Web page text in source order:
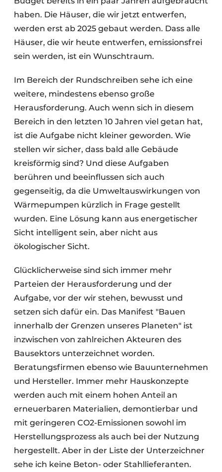
haben. Die Häuser, die wir jetzt entwerfen,
werden erst ab 2025 gebaut werden. Dass alle
Häuser, die wir heute entwerfen, emissionsfrei
sein werden, ist ein Wunschtraum.
Im Bereich der Rundschreiben sehe ich eine
weitere, mindestens ebenso große
Herausforderung. Auch wenn sich in diesem
Bereich in den letzten 10 Jahren viel getan hat,
ist die Aufgabe nicht kleiner geworden. Wie
stellen wir sicher, dass bald alle Gebäude
kreisförmig sind? Und diese Aufgaben
berühren und beeinflussen sich auch
gegenseitig, da die Umweltauswirkungen von
Wärmepumpen kürzlich in Frage gestellt
wurden. Eine Lösung kann aus energetischer
Sicht intelligent sein, aber nicht aus
ökologischer Sicht.
Glücklicherweise sind sich immer mehr
Parteien der Herausforderung und der
Aufgabe, vor der wir stehen, bewusst und
setzen sich dafür ein. Das Manifest "Bauen
innerhalb der Grenzen unseres Planeten" ist
inzwischen von zahlreichen Akteuren des
Bausektors unterzeichnet worden.
Beratungsfirmen ebenso wie Bauunternehmen
und Hersteller. Immer mehr Hauskonzepte
werden auch mit einem hohen Anteil an
erneuerbaren Materialien, demontierbar und
mit geringeren CO2-Emissionen sowohl im
Herstellungsprozess als auch bei der Nutzung
hergestellt. Aber in der Liste der Unterzeichner
sehe ich keine Beton- oder Stahllieferanten.